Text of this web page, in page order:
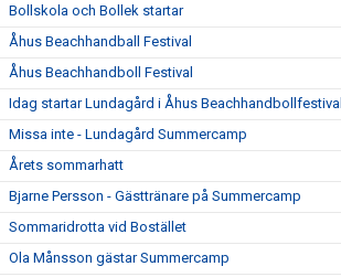
Bollskola och Bollek startar
Åhus Beachhandball Festival
Åhus Beachhandboll Festival
Idag startar Lundagård i Åhus Beachhandbollfestival
Missa inte - Lundagård Summercamp
Årets sommarhatt
Bjarne Persson - Gästtränare på Summercamp
Sommaridrotta vid Bostället
Ola Månsson gästar Summercamp